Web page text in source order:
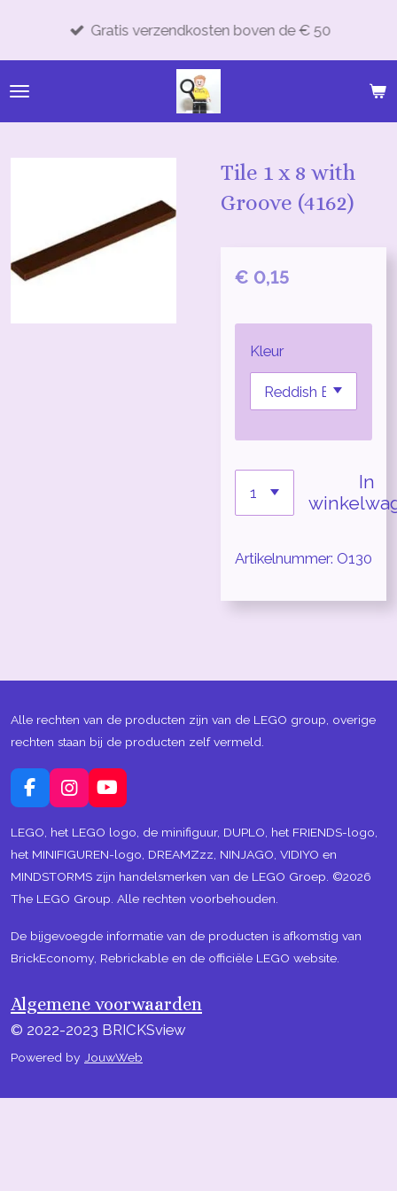
de
hoofdinhoud
Gratis verzendkosten boven de € 50
Tile 1 x 8 with
Groove (4162)
€ 0,15
Kleur
In
Artikelnummer: O130
Alle rechten van de producten zijn van de LEGO group, overige
rechten staan bij de producten zelf vermeld.
F
a
c
e
o
o
I
n
s
t
g
r
m
Y
o
u
T
b
e
LEGO, het LEGO logo, de minifiguur, DUPLO, het FRIENDS-logo,
het MINIFIGUREN-logo, DREAMZzz, NINJAGO, VIDIYO en
MINDSTORMS zijn handelsmerken van de LEGO Groep. ©2026
The LEGO Group. Alle rechten voorbehouden.
De bijgevoegde informatie van de producten is afkomstig van
BrickEconomy, Rebrickable en de officiële LEGO website.
Algemene voorwaarden
© 2022-2023 BRICKSview
Powered by JouwWeb